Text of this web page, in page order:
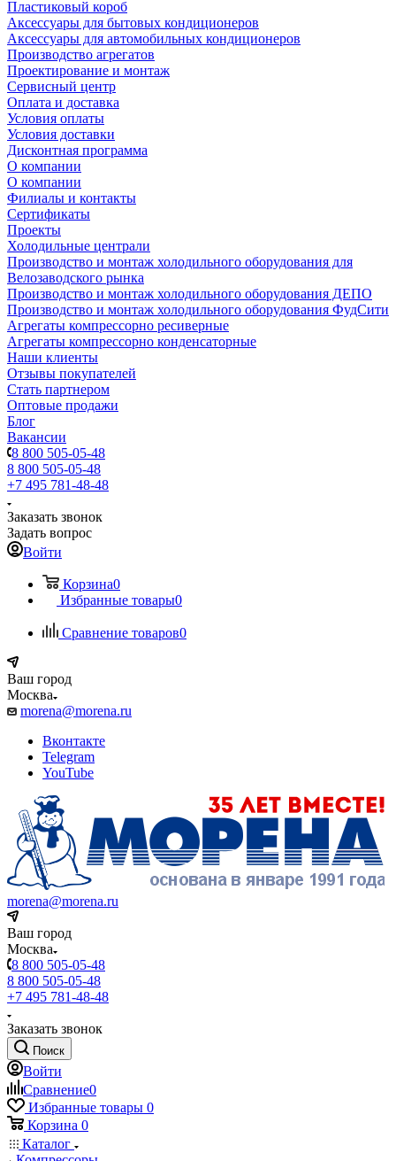
Пластиковый короб
Аксессуары для бытовых кондиционеров
Аксессуары для автомобильных кондиционеров
Производство агрегатов
Проектирование и монтаж
Сервисный центр
Оплата и доставка
Условия оплаты
Условия доставки
Дисконтная программа
О компании
О компании
Филиалы и контакты
Сертификаты
Проекты
Холодильные централи
Производство и монтаж холодильного оборудования для
Велозаводского рынка
Производство и монтаж холодильного оборудования ДЕПО
Производство и монтаж холодильного оборудования ФудСити
Агрегаты компрессорно ресиверные
Агрегаты компрессорно конденсаторные
Наши клиенты
Отзывы покупателей
Стать партнером
Оптовые продажи
Блог
Вакансии
8 800 505-05-48
8 800 505-05-48
+7 495 781-48-48
Заказать звонок
Задать вопрос
Войти
Корзина0
Избранные товары0
Сравнение товаров0
Ваш город
Москва
morena@morena.ru
Вконтакте
Telegram
YouTube
morena@morena.ru
Ваш город
Москва
8 800 505-05-48
8 800 505-05-48
+7 495 781-48-48
Заказать звонок
Поиск
Войти
Сравнение0
Избранные товары 0
Корзина 0
Каталог